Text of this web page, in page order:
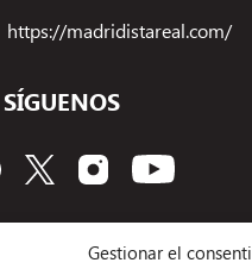
Gestionar el
https://madridistareal.com/
SÍGUENOS